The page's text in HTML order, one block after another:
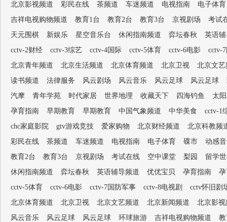
北京影视频道
彩民在线 茶频道 车迷频道 电视指南
电子体育
吉祥电视购物频道
教育1台 教育2台 教育3台 京视剧场
考试
天元围棋
新娱乐 星空音乐台 休闲指南频道 弈坛春秋
英语
cctv-2财经
cctv-3综艺 cctv-4国际 cctv-5体育 cctv-6电影
cctv-
北京青年频道
北京生活频道 北京体育频道 北京卫视
北京文艺
读书频道
法律服务 风云剧场 风云音乐 风云足球 风云足球
汽摩
青年学苑 时代家居 世界地理 收藏天下 四海钓鱼
太
孕育指南
早期教育 早期教育 中国气象频道 中华美食
cctv-1
chc家庭影院
gtv游戏竞技 爱家购物 北京财经频道
北京科教频
彩民在线
茶频道 车迷频道 电视指南 电子体育 碟市
动感
教育2台
教育3台 京视剧场 考试在线 空中课堂 梨园
留学
休闲指南频道
弈坛春秋 英语辅导频道 优优宝贝 孕育指南
cctv-5体育
cctv-6电影 cctv-7国防军事 cctv-8电视剧
cctv怀旧剧
北京体育频道
北京卫视 北京文艺频道 北京新闻频道
北京影视
风云音乐
风云足球 风云足球 环球旅游 吉祥电视购物频道